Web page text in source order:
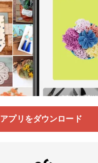
アプリをダウンロード